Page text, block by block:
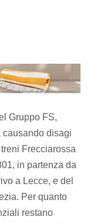
Gruppo FS,
causando disagi
Frecciarossa
in partenza da
a Lecce, e del
Per quanto
restano